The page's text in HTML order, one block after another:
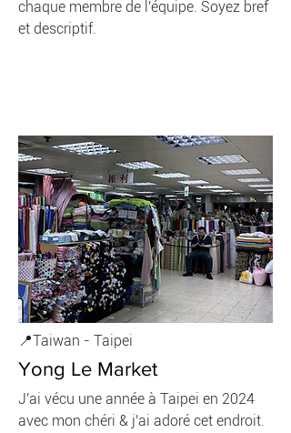
chaque membre de l'équipe. Soyez bref
et descriptif.
📍Taiwan - Taipei
Yong Le Market
J'ai vécu une année à Taipei en 2024
avec mon chéri & j'ai adoré cet endroit.